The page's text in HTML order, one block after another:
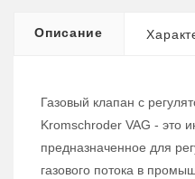
Описание
Газовый клапан с
Kromschroder VAG - это
предназначенное для
газового потока в